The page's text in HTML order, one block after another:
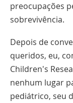
preocupações
sobrevivência.
Depois de
queridos, eu,
Children's
nenhum lugar
pediátrico, seu